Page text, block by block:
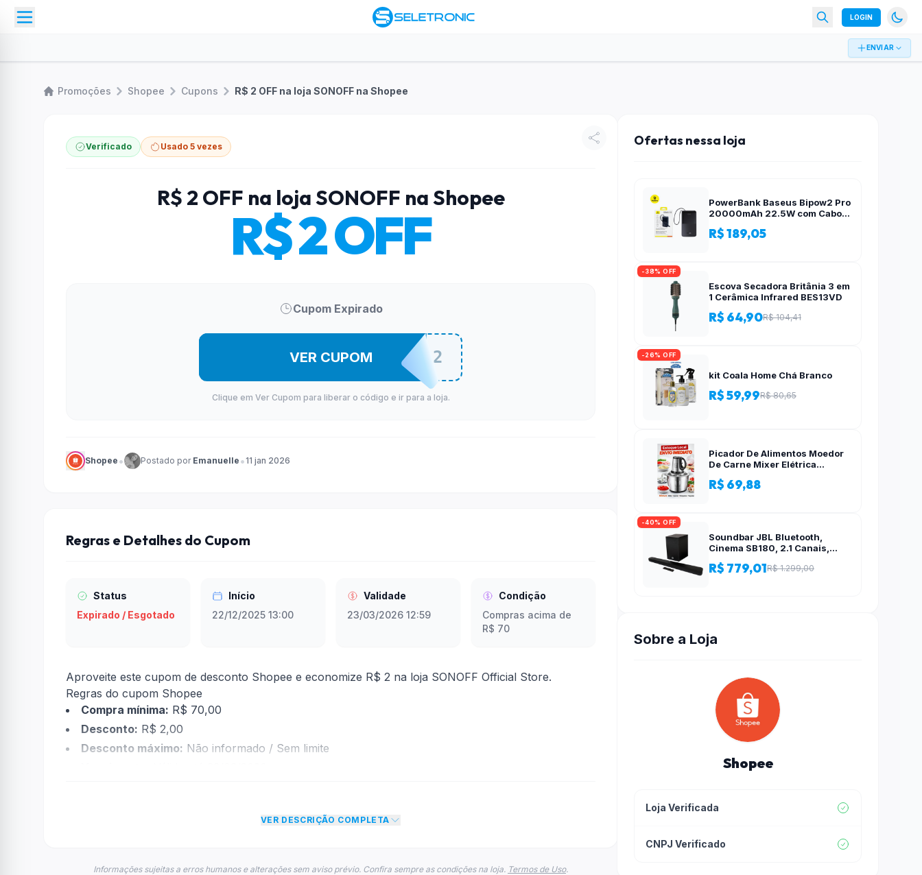
LOGIN
ENVIAR
Promoções Shopee Cupons R$ 2 OFF na loja SONOFF na Shopee
Verificado Usado 5 vezes
R$ 2 OFF na loja SONOFF na Shopee
R$ 2 OFF
Cupom Expirado
SONOFFJ2
VER CUPOM
Clique em Ver Cupom para liberar o código e ir para a loja.
Shopee • Postado por Emanuelle •11 jan 2026
Regras e Detalhes do Cupom
Status
Expirado / Esgotado
Início
22/12/2025 13:00
Validade
23/03/2026 12:59
Condição
Compras acima de
R$ 70
Aproveite este cupom de desconto Shopee e economize R$ 2 na loja SONOFF Official Store.
Regras do cupom Shopee
Compra mínima: R$ 70,00
Desconto: R$ 2,00
Desconto máximo: Não informado / Sem limite
econtradas informações sobre restrição de teto máximo para esse cupom.
O código é
SONOFFJ2
VER DESCRIÇÃO COMPLETA
Informações sujeitas a erros humanos e alterações sem aviso prévio. Confira sempre as condições na loja. Termos de Uso.
Ofertas nessa loja
PowerBank Baseus Bipow2 Pro
20000mAh 22.5W com Cabo
EnerFill FC51
R$ 189,05
-38% OFF
Escova Secadora Britânia 3 em
1 Cerâmica Infrared BES13VD
R$ 64,90R$ 104,41
-26% OFF
kit Coala Home Chá Branco
R$ 59,99R$ 80,65
Picador De Alimentos Moedor
De Carne Mixer Elétrica
Alho – 110v-220v
R$ 69,88
-40% OFF
Soundbar JBL Bluetooth,
Cinema SB180, 2.1 Canais,
110W RMS
R$ 779,01R$ 1.299,00
Sobre a Loja
Shopee
Loja Verificada
CNPJ Verificado